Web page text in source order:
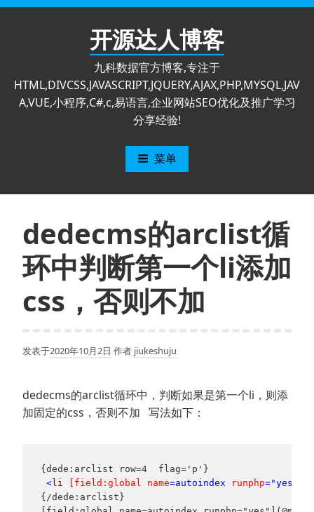
跳
开源达人博客
九科数据官方博客,专注于
HTML,DIVCSS,JAVASCRIPT,JQUERY,AJAX,PHP,MYSQL,JAV
A,VUE,小程序,C#,c,易语言,企业网站SEO优化及推广学习
分享经验!
菜单
dedecms的arclist循
环中判断第一个li添加
css，否则不加
发表于2020年10月2日 作者 jiukeshuju
dedecms的arclist循环中，判断如果是第一个li，则添
加固定的css，否则不加 写法如下：
{dede:arclist row=4  flag='p'}
<li [field:global name=autoindex runphp="yes"
{/dede:arclist}